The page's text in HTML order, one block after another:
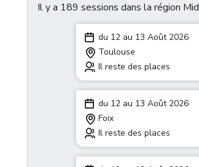
Il y a 189 sessions dans la région
du 12 au 13 Août 2026
Toulouse
Il reste des places
du 12 au 13 Août 2026
Foix
Il reste des places